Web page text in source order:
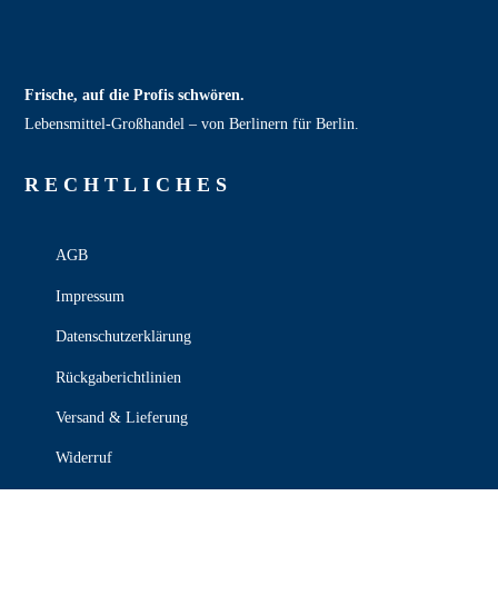
Frische, auf die Profis schwören.
Lebensmittel‑Großhandel – von Berlinern für Berlin.
RECHT­LICHES
AGB
Impressum
Datenschutzerklärung
Rückgaberichtlinien
Versand & Lieferung
Widerruf